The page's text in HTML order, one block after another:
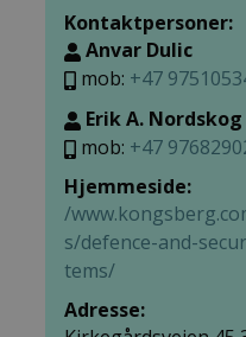
Kontaktpersoner:
Anvar Dulic
mob: +47
Erik A. Nordskog
mob: +47
Hjemmeside:
/
s/defence-and-
tems/
Adresse: